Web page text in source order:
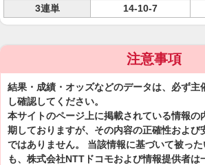
3連単
14-10-7
注意事項
結果・成績・オッズなどのデータは、必ず主
し確認してください。
本サイトのページ上に掲載されている情報の
期しておりますが、その内容の正確性および
ではありません。 当該情報に基づいて被っ
も、株式会社NTTドコモおよび情報提供者は